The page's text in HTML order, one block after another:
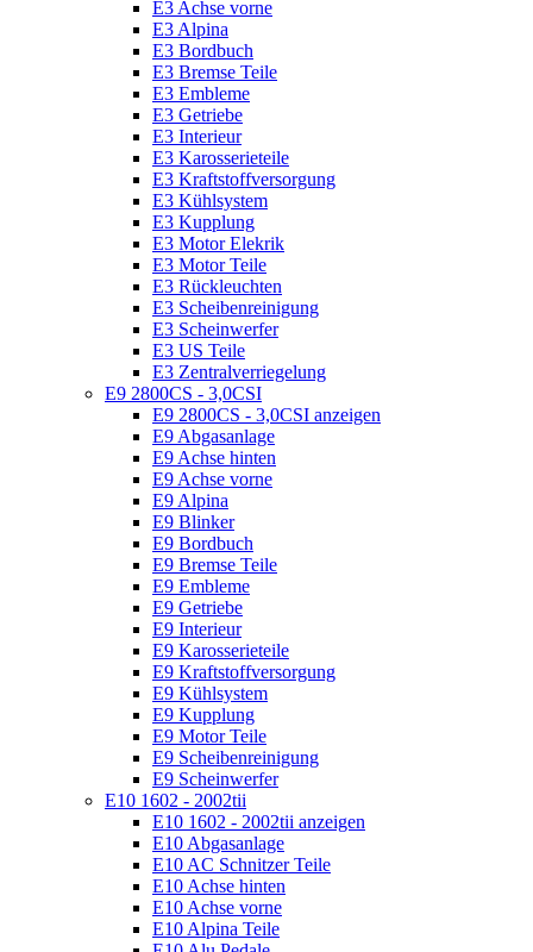
E3 Achse vorne
E3 Alpina
E3 Bordbuch
E3 Bremse Teile
E3 Embleme
E3 Getriebe
E3 Interieur
E3 Karosserieteile
E3 Kraftstoffversorgung
E3 Kühlsystem
E3 Kupplung
E3 Motor Elekrik
E3 Motor Teile
E3 Rückleuchten
E3 Scheibenreinigung
E3 Scheinwerfer
E3 US Teile
E3 Zentralverriegelung
E9 2800CS - 3,0CSI
E9 2800CS - 3,0CSI anzeigen
E9 Abgasanlage
E9 Achse hinten
E9 Achse vorne
E9 Alpina
E9 Blinker
E9 Bordbuch
E9 Bremse Teile
E9 Embleme
E9 Getriebe
E9 Interieur
E9 Karosserieteile
E9 Kraftstoffversorgung
E9 Kühlsystem
E9 Kupplung
E9 Motor Teile
E9 Scheibenreinigung
E9 Scheinwerfer
E10 1602 - 2002tii
E10 1602 - 2002tii anzeigen
E10 Abgasanlage
E10 AC Schnitzer Teile
E10 Achse hinten
E10 Achse vorne
E10 Alpina Teile